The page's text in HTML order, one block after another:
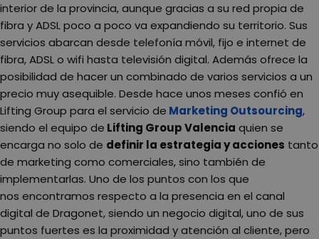
interior de la provincia, aunque gracias a su red propia de
fibra y ADSL poco a poco va expandiendo su territorio. Sus
servicios abarcan desde telefonía móvil, fijo e internet de
fibra, ADSL o wifi hasta televisión digital. Además ofrece la
posibilidad de hacer un combinado de varios servicios a un
precio muy asequible. Desde hace unos meses confió en
Lifting Group para el servicio de Marketing Outsourcing,
siendo el equipo de Lifting Group Valencia quien se
encarga no solo de definir la estrategia y acciones tanto
de marketing como comerciales, sino también de
implementarlas. Uno de los puntos con los que
nos encontramos respecto a la presencia en el canal
digital de Dragonet, siendo un negocio digital, uno de sus
puntos fuertes es la proximidad y atención al cliente, pero